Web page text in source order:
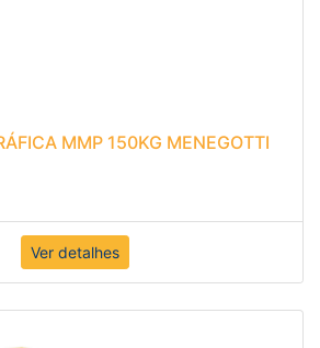
MMP 150KG MENEGOTTI
Ver detalhes